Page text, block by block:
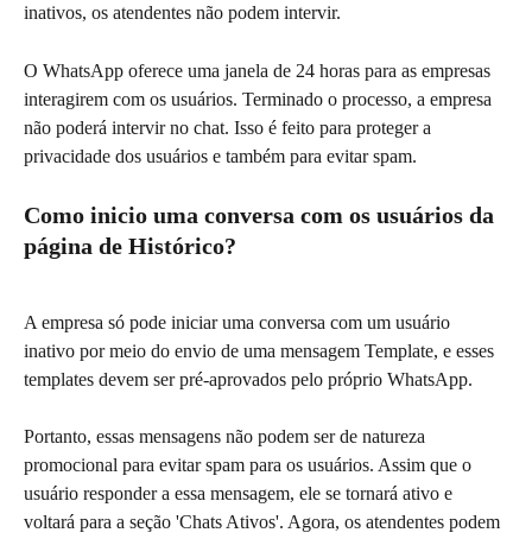
inativos, os atendentes não podem intervir.
O WhatsApp oferece uma janela de 24 horas para as empresas
interagirem com os usuários. Terminado o processo, a empresa
não poderá intervir no chat. Isso é feito para proteger a
privacidade dos usuários e também para evitar spam.
Como inicio uma conversa com os usuários da
página de Histórico?
A empresa só pode iniciar uma conversa com um usuário
inativo por meio do envio de uma mensagem Template, e esses
templates devem ser pré-aprovados pelo próprio WhatsApp.
Portanto, essas mensagens não podem ser de natureza
promocional para evitar spam para os usuários. Assim que o
usuário responder a essa mensagem, ele se tornará ativo e
voltará para a seção 'Chats Ativos'. Agora, os atendentes podem